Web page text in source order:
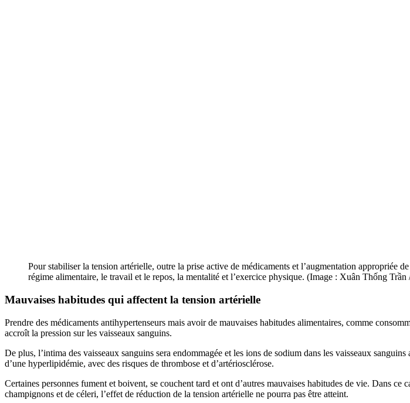
Pour stabiliser la tension artérielle, outre la prise active de médicaments et l’augmentation appropriée
régime alimentaire, le travail et le repos, la mentalité et l’exercice physique. (Image : Xuân Thống Trần
Mauvaises habitudes qui affectent la tension artérielle
Prendre des médicaments antihypertenseurs mais avoir de mauvaises habitudes alimentaires, comme
accroît la pression sur les vaisseaux sanguins.
De plus, l’intima des vaisseaux sanguins sera endommagée et les ions de sodium dans les vaisseaux
d’une hyperlipidémie, avec des risques de thrombose et d’artériosclérose.
Certaines personnes fument et boivent, se couchent tard et ont d’autres mauvaises habitudes de vie. Dans
champignons et de céleri, l’effet de réduction de la tension artérielle ne pourra pas être atteint.